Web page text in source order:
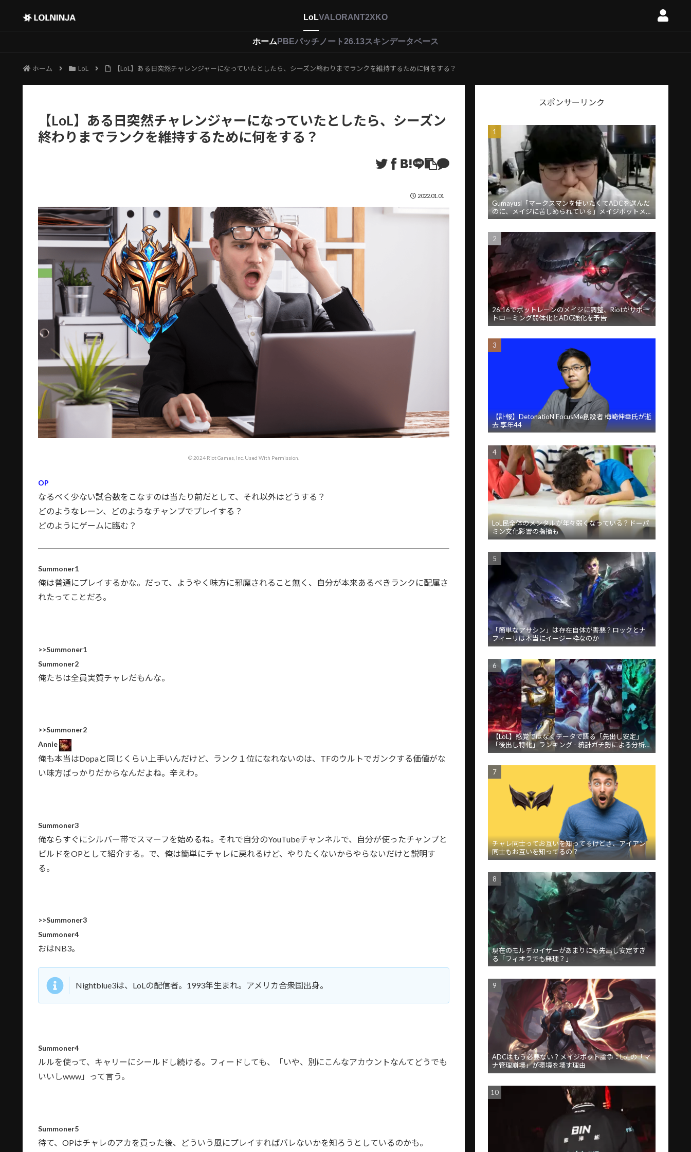
LoLVALORANT2XKO
ホーム PBEパッチノート26.13スキンデータベース
ホーム LoL 【LoL】ある日突然チャレンジャーになっていたとしたら、シーズン終わりまでランクを維持するために何をする？
【LoL】ある日突然チャレンジャーになっていたとしたら、シーズン
終わりまでランクを維持するために何をする？
2022.01.01
© 2024 Riot Games, Inc. Used With Permission.
OP
なるべく少ない試合数をこなすのは当たり前だとして、それ以外はどうする？
どのようなレーン、どのようなチャンプでプレイする？
どのようにゲームに臨む？
Summoner1
俺は普通にプレイするかな。だって、ようやく味方に邪魔されること無く、自分が本来あるべきランクに配属さ
れたってことだろ。
>>Summoner1
Summoner2
俺たちは全員実質チャレだもんな。
>>Summoner2
Annie
俺も本当はDopaと同じくらい上手いんだけど、ランク１位になれないのは、TFのウルトでガンクする価値がな
い味方ばっかりだからなんだよね。辛えわ。
Summoner3
俺ならすぐにシルバー帯でスマーフを始めるね。それで自分のYouTubeチャンネルで、自分が使ったチャンプと
ビルドをOPとして紹介する。で、俺は簡単にチャレに戻れるけど、やりたくないからやらないだけと説明す
る。
>>Summoner3
Summoner4
おはNB3。
Nightblue3は、LoLの配信者。1993年生まれ。アメリカ合衆国出身。
Summoner4
ルルを使って、キャリーにシールドし続ける。フィードしても、「いや、別にこんなアカウントなんてどうでも
いいしwww」って言う。
Summoner5
待て、OPはチャレのアカを買った後、どういう風にプレイすればバレないかを知ろうとしているのかも。
スポンサーリンク
Gumayusi「マークスマンを使いたくてADCを選んだ
のに、メイジに苦しめられている」メイジボットメ
タに苦言
26.16でボットレーンのメイジに調整、Riotがサポー
トローミング弱体化とADC強化を予告
【訃報】DetonatioN FocusMe創設者 梅崎伸幸氏が逝
去 享年44
LoL民全体のメンタルが年々弱くなっている？ドーパ
ミン文化影響の指摘も
「簡単なアサシン」は存在自体が害悪？ロックとナ
フィーリは本当にイージー枠なのか
【LoL】感覚ではなくデータで語る「先出し安定」
「後出し特化」ランキング - 統計ガチ勢による分析が
話題
チャレ同士ってお互いを知ってるけどさ、アイアン
同士もお互いを知ってるの？
現在のモルデカイザーがあまりにも先出し安定すぎ
る「フィオラでも無理？」
ADCはもう必要ない？メイジボット論争：LoLの「マ
ナ管理崩壊」が環境を壊す理由